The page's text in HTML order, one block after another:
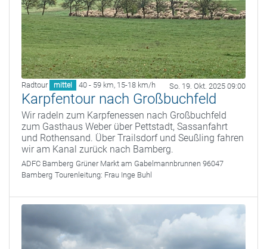
Radtour mittel 40 - 59 km, 15-18 km/h So. 19. Okt. 2025 09:00
Karpfentour nach Großbuchfeld
Wir radeln zum Karpfenessen nach Großbuchfeld
zum Gasthaus Weber über Pettstadt, Sassanfahrt
und Rothensand. Über Trailsdorf und Seußling fahren
wir am Kanal zurück nach Bamberg.
ADFC Bamberg Grüner Markt am Gabelmannbrunnen 96047
Bamberg Tourenleitung: Frau Inge Buhl